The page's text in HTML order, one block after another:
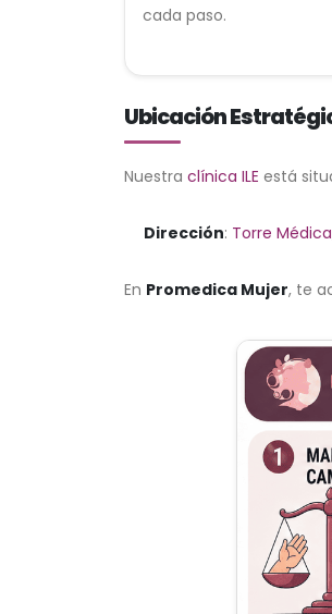
cada paso.
Ubicación
Nuestra clínica ILE está
Dirección: Torre
En Promedica Mujer, te